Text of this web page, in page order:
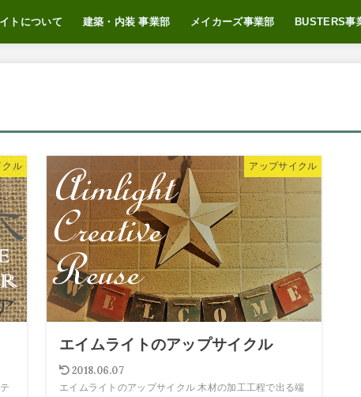
トについて 建築・内装 事業部 メイカーズ事業部 BUSTERS事
クル アップサイクル
エイムライトのアップサイクル
2018.06.07
エイムライトのアップサイクル 木材の加工工程で出る端